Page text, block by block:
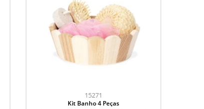
15271
Kit Banho 4 Peças